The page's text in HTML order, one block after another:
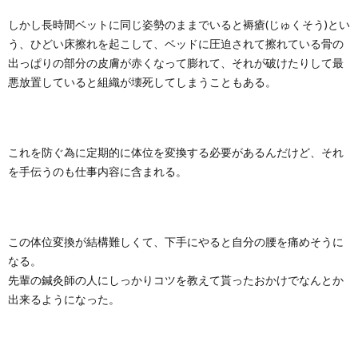
しかし長時間ベットに同じ姿勢のままでいると褥瘡(じゅくそう)とい
う、ひどい床擦れを起こして、ベッドに圧迫されて擦れている骨の
出っぱりの部分の皮膚が赤くなって膨れて、それが破けたりして最
悪放置していると組織が壊死してしまうこともある。
これを防ぐ為に定期的に体位を変換する必要があるんだけど、それ
を手伝うのも仕事内容に含まれる。
この体位変換が結構難しくて、下手にやると自分の腰を痛めそうに
なる。
先輩の鍼灸師の人にしっかりコツを教えて貰ったおかけでなんとか
出来るようになった。